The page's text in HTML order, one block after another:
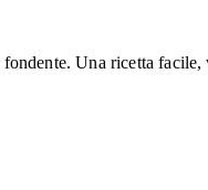
Una ricetta